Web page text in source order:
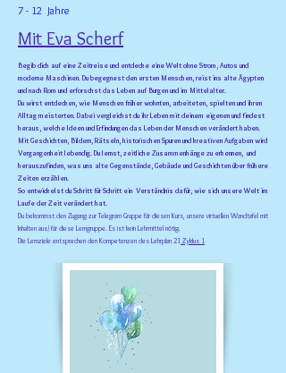
7 - 12 Jahre
Mit Eva Scherf
Begib dich auf eine Zeitreise und entdecke eine Welt ohne Strom, Autos und
moderne Maschinen. Du begegnest den ersten Menschen, reist ins alte Ägypten
und nach Rom und erforschst das Leben auf Burgen und im Mittelalter.
Du wirst entdecken, wie Menschen früher wohnten, arbeiteten, spielten und ihren
Alltag meisterten. Dabei vergleichst du ihr Leben mit deinem eigenen und findest
heraus, welche Ideen und Erfindungen das Leben der Menschen verändert haben.
Mit Geschichten, Bildern, Rätseln, historischen Spuren und kreativen Aufgaben wird
Vergangenheit lebendig. Du lernst, zeitliche Zusammenhänge zu erkennen, und
herauszufinden, was uns alte Gegenstände, Gebäude und Geschichten über frühere
Zeiten erzählen.
So entwickelst du Schritt für Schritt ein Verständnis dafür, wie sich unsere Welt im
Laufe der Zeit verändert hat.
Du bekommst den Zugang zur Telegram Gruppe für diesen Kurs, unsere virtuellen Wandtafel mit
Inhalten aus/ für diese Lerngruppe. Es ist kein Lehrmittel nötig.
Die Lernziele entsprechen den Kompetenzen des Lehrplan 21 Zyklus 1